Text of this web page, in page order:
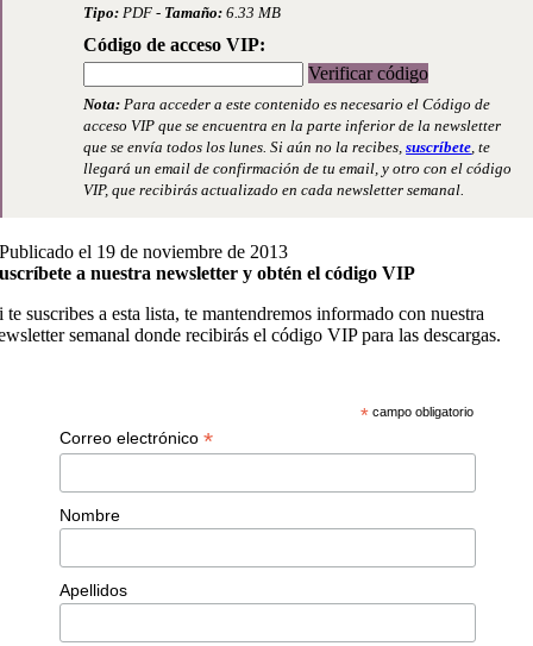
Tipo: PDF - Tamaño: 6.33 MB
Código de acceso VIP:
Verificar código
Nota: Para acceder a este contenido es necesario el Código de
acceso VIP que se encuentra en la parte inferior de la newsletter
que se envía todos los lunes. Si aún no la recibes,suscríbete, te
llegará un email de confirmación de tu email, y otro con el código
VIP, que recibirás actualizado en cada newsletter semanal.
Publicado el 19 de noviembre de 2013
a nuestra newsletter y obtén el código VIP
te suscribes a esta lista, te mantendremos informado con nuestra
semanal donde recibirás el código VIP para las descargas.
*campo obligatorio
Correo electrónico *
Nombre
Apellidos